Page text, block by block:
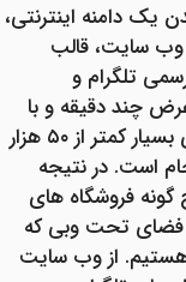
یک دامنه اینترنتی،
وب سایت، قالب
تلگرام و
چند دقیقه و با
صرف هزینه ای بسیار کمتر از ۵۰ هزار
است. در نتیجه
فروشگاه های
فضای تحت وبی که
از وب سایت